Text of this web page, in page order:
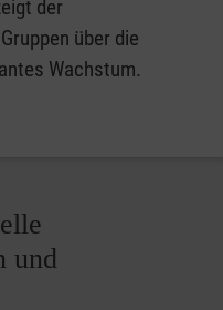
der
über die
Wachstum.
und